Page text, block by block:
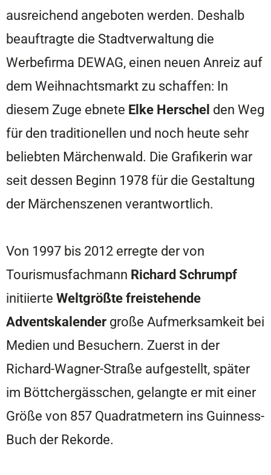
ausreichend angeboten werden. Deshalb
beauftragte die Stadtverwaltung die
Werbefirma DEWAG, einen neuen Anreiz auf
dem Weihnachtsmarkt zu schaffen: In
diesem Zuge ebnete Elke Herschel den Weg
für den traditionellen und noch heute sehr
beliebten Märchenwald. Die Grafikerin war
seit dessen Beginn 1978 für die Gestaltung
der Märchenszenen verantwortlich.
Von 1997 bis 2012 erregte der von
Tourismusfachmann Richard Schrumpf
initiierte Weltgrößte freistehende
Adventskalender große Aufmerksamkeit bei
Medien und Besuchern. Zuerst in der
Richard-Wagner-Straße aufgestellt, später
im Böttchergässchen, gelangte er mit einer
Größe von 857 Quadratmetern ins Guinness-
Buch der Rekorde.